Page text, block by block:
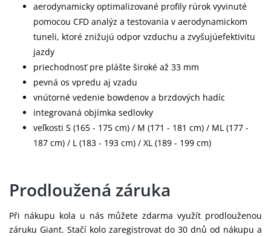
aerodynamicky optimalizované profily rúrok vyvinuté
pomocou CFD analýz a testovania v aerodynamickom
tuneli, ktoré znižujú odpor vzduchu a zvyšujúefektivitu
jazdy
priechodnosť pre plášte široké až 33 mm
pevná os vpredu aj vzadu
vnútorné vedenie bowdenov a brzdových hadíc
integrovaná objímka sedlovky
veľkosti S (165 - 175 cm) / M (171 - 181 cm) / ML (177 -
187 cm) / L (183 - 193 cm) / XL (189 - 199 cm)
Prodloužená záruka
Při nákupu kola u nás můžete zdarma využít prodlouženou
záruku Giant. Stačí kolo zaregistrovat do 30 dnů od nákupu a